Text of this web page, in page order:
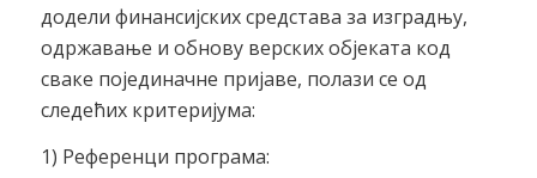
додели финансијских средстава за изградњу,
одржавање и обнову верских објеката код
сваке појединачне пријаве, полази се од
следећих критеријума:
1) Референци програма: